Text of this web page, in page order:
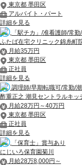
東京都 墨田区
アルバイト・パート
詳細を見る
「駅チカ」/准看護師/常
ふたば在宅クリニック錦糸町
月給35万円
東京都 墨田区
正社員
詳細を見る
調理師/早期転職可/常勤/
酢重正之 潮見セントラルキッ
月給28万円～40万円
東京都 墨田区
正社員
詳細を見る
「保育士」賞与あり
にじいろ保育園菊川
月給28万8,000円～